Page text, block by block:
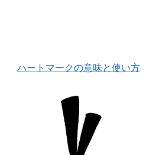
ハートマークの意味と使い方